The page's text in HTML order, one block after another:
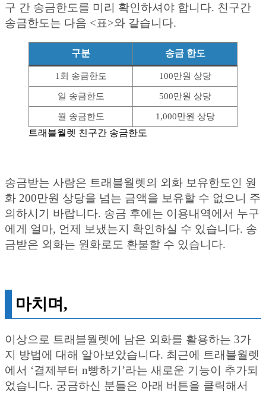
구 간 송금한도를 미리 확인하셔야 합니다. 친구간
송금한도는 다음 <표>와 같습니다.
구분 송금 한도
1회 송금한도 100만원 상당
일 송금한도 500만원 상당
월 송금한도 1,000만원 상당
트래블월렛 친구간 송금한도
송금받는 사람은 트래블월렛의 외화 보유한도인 원
화 200만원 상당을 넘는 금액을 보유할 수 없으니 주
의하시기 바랍니다. 송금 후에는 이용내역에서 누구
에게 얼마, 언제 보냈는지 확인하실 수 있습니다. 송
금받은 외화는 원화로도 환불할 수 있습니다.
마치며,
이상으로 트래블월렛에 남은 외화를 활용하는 3가
지 방법에 대해 알아보았습니다. 최근에 트래블월렛
에서 ‘결제부터 n빵하기’라는 새로운 기능이 추가되
었습니다. 궁금하신 분들은 아래 버튼을 클릭해서